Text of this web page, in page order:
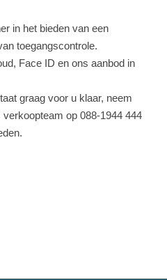
in het bieden van een
toegangscontrole.
Face ID en ons aanbod in
graag voor u klaar, neem
op 088-1944 444